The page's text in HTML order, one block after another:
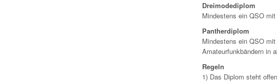
Dreimodediplom
Mindestens ein QSO
Pantherdiplom
Mindestens ein QSO
Amateurfunkbändern in
Regeln
1) Das Diplom steht